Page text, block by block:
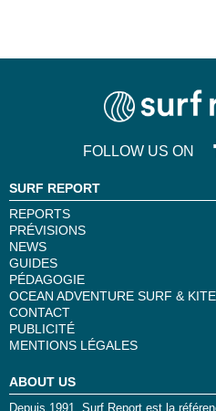
FOLLOW US ON
SURF REPORT
REPORTS
PRÉVISIONS
NEWS
GUIDES
PÉDAGOGIE
OCEAN ADVENTURE SURF &
CONTACT
PUBLICITÉ
MENTIONS LÉGALES
ABOUT US
Depuis 1991, Surf Report est la